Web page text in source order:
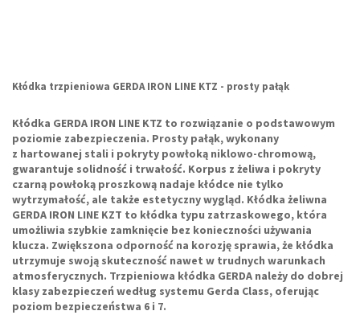
Kłódka trzpieniowa GERDA IRON LINE KTZ - prosty pałąk
Kłódka GERDA IRON LINE KTZ to rozwiązanie o podstawowym
poziomie zabezpieczenia. Prosty pałąk, wykonany
z hartowanej stali i pokryty powłoką niklowo-chromową,
gwarantuje solidność i trwałość. Korpus z żeliwa i pokryty
czarną powłoką proszkową nadaje kłódce nie tylko
wytrzymałość, ale także estetyczny wygląd. Kłódka żeliwna
GERDA IRON LINE KZT to kłódka typu zatrzaskowego, która
umożliwia szybkie zamknięcie bez konieczności używania
klucza. Zwiększona odporność na korozję sprawia, że kłódka
utrzymuje swoją skuteczność nawet w trudnych warunkach
atmosferycznych. Trzpieniowa kłódka GERDA należy do dobrej
klasy zabezpieczeń według systemu Gerda Class, oferując
poziom bezpieczeństwa 6 i 7.